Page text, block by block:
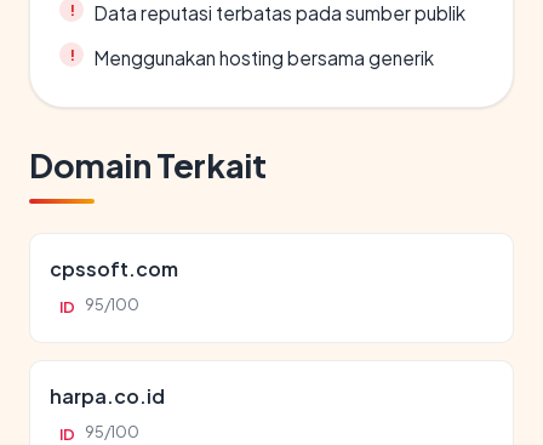
Data reputasi terbatas pada sumber publik
Menggunakan hosting bersama generik
Domain Terkait
cpssoft.com
ID 95/100
harpa.co.id
ID 95/100